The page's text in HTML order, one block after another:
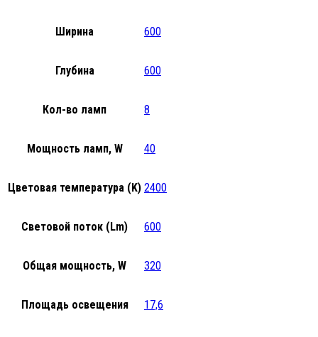
Ширина 600
Глубина 600
Кол-во ламп 8
Мощность ламп, W 40
Цветовая температура (K) 2400
Световой поток (Lm) 600
Общая мощность, W 320
Площадь освещения 17,6